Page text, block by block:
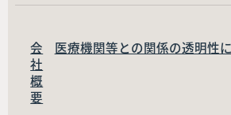
会
社
概
要
医療機関等との関係の透明性